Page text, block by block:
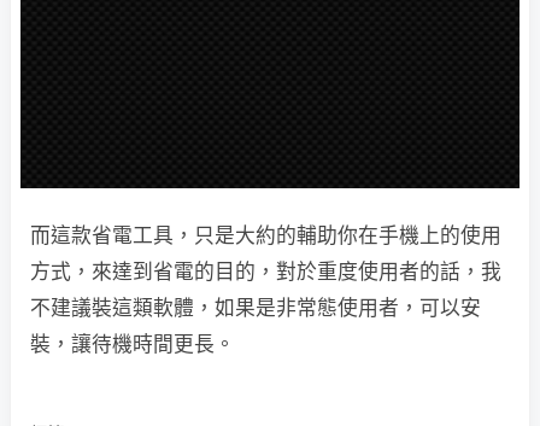
而這款省電工具，只是大約的輔助你在手機上的使用
方式，來達到省電的目的，對於重度使用者的話，我
不建議裝這類軟體，如果是非常態使用者，可以安
裝，讓待機時間更長。